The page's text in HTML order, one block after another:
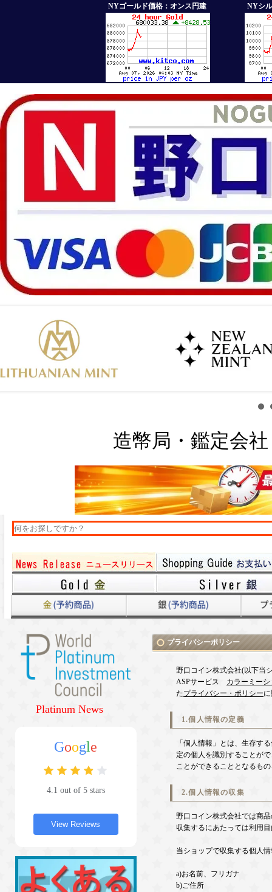
NYゴールド価格：オンス円建 NYシ
造幣局・鑑定会
Platinum News
Google
4.1 out of 5 stars
View Reviews
プライバシーポリシー
野口コイン株式会社(以下当
ASPサービス カラーミー
たプライバシー・ポリシー
1.個人情報の定義
「個人情報」とは、生存す
定の個人を識別することが
ことができることとなるも
2.個人情報の収集
野口コイン株式会社では商
収集するにあたっては利用
当ショップで収集する個人
a)お名前、フリガナ
b)ご住所